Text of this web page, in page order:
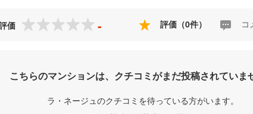
価 - 評価（0件） コ
こちらのマンションは、クチコミがまだ投稿されていま
ラ・ネージュのクチコミを待っている方がいます。